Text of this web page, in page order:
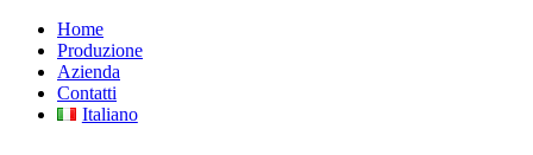
Home
Produzione
Azienda
Contatti
Italiano